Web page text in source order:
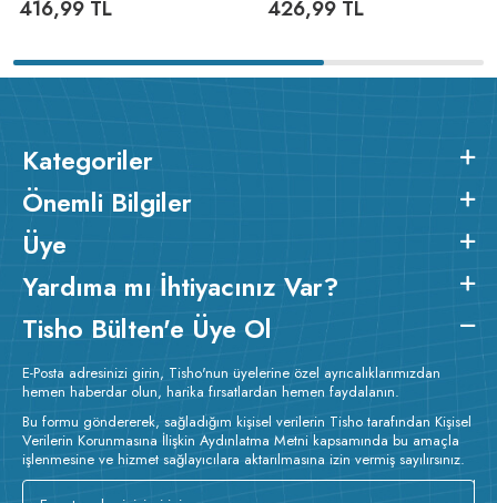
416,99 TL 426,99TL
Kategoriler
Önemli Bilgiler
Üye
Yardıma mı İhtiyacınız Var?
Tisho Bülten'e Üye Ol
E-Posta adresinizi girin, Tisho'nun üyelerine özel ayrıcalıklarımızdan
hemen haberdar olun, harika fırsatlardan hemen faydalanın.
Bu formu göndererek, sağladığım kişisel verilerin Tisho tarafından Kişisel
Verilerin Korunmasına İlişkin Aydınlatma Metni kapsamında bu amaçla
işlenmesine ve hizmet sağlayıcılara aktarılmasına izin vermiş sayılırsınız.